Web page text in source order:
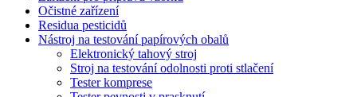
Očistné zařízení
Residua pesticidů
Nástroj na testování papírových obalů
Elektronický tahový stroj
Stroj na testování odolnosti proti stlačení
Tester komprese